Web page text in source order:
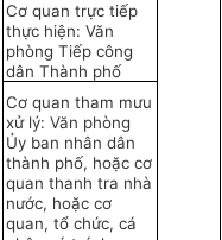
Cơ quan trực tiếp
thực hiện: Văn
phòng Tiếp công
dân Thành phố
Cơ quan tham mưu
xử lý: Văn phòng
Ủy ban nhân dân
thành phố, hoặc cơ
quan thanh tra nhà
nước, hoặc cơ
quan, tổ chức, cá